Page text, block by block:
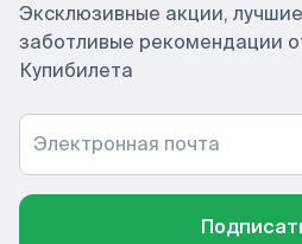
Эксклюзивные акции,
заботливые рекомендации
Купибилета
Электронная почта